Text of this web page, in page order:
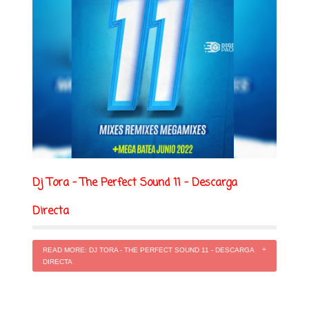
Dj Tora - The Perfect Sound 11 - Descarga
Directa
READ MORE: DJ TORA - THE PERFECT SOUND 11 - DESCARGA
DIRECTA